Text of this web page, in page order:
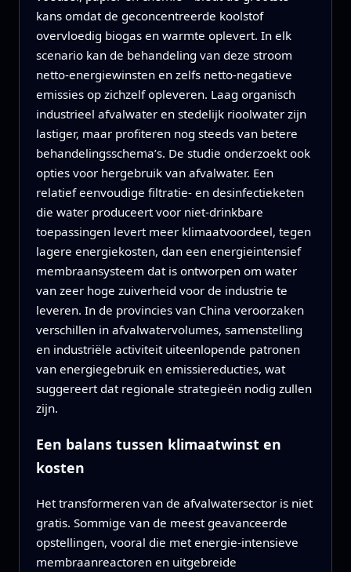
kans omdat de geconcentreerde koolstof
overvloedig biogas en warmte oplevert. In elk
scenario kan de behandeling van deze stroom
netto‑energiewinsten en zelfs netto‑negatieve
emissies op zichzelf opleveren. Laag organisch
industrieel afvalwater en stedelijk rioolwater zijn
lastiger, maar profiteren nog steeds van betere
behandelingsschema’s. De studie onderzoekt ook
opties voor hergebruik van afvalwater. Een
relatief eenvoudige filtratie‑ en desinfectieketen
die water produceert voor niet‑drinkbare
toepassingen levert meer klimaatvoordeel, tegen
lagere energiekosten, dan een energie­intensief
membraansysteem dat is ontworpen om water
van zeer hoge zuiverheid voor de industrie te
leveren. In de provincies van China veroorzaken
verschillen in afvalwatervolumes, samenstelling
en industriële activiteit uiteenlopende patronen
van energiegebruik en emissiereducties, wat
suggereert dat regionale strategieën nodig zullen
zijn.
Een balans tussen klimaatwinst en
kosten
Het transformeren van de afvalwatersector is niet
gratis. Sommige van de meest geavanceerde
opstellingen, vooral die met energie‑intensieve
membraanreactoren en uitgebreide